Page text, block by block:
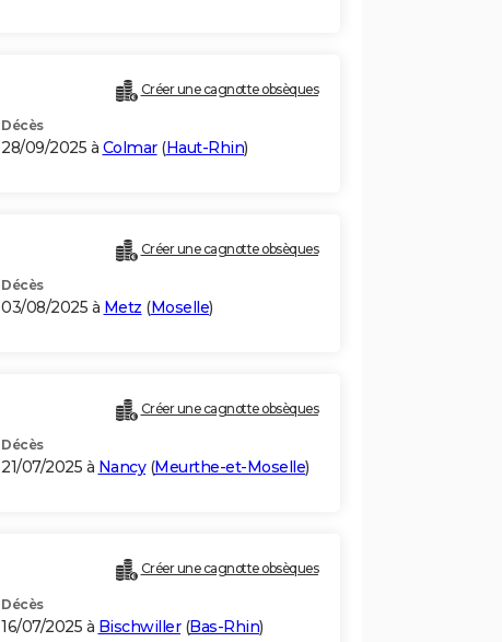
Créer une cagnotte obsèques
Décès
28/09/2025 à Colmar(Haut-Rhin)
Créer une cagnotte obsèques
Décès
03/08/2025 à Metz (Moselle)
Créer une cagnotte obsèques
Décès
21/07/2025 à Nancy(Meurthe-et-Moselle)
Créer une cagnotte obsèques
Décès
16/07/2025 à Bischwiller(Bas-Rhin)